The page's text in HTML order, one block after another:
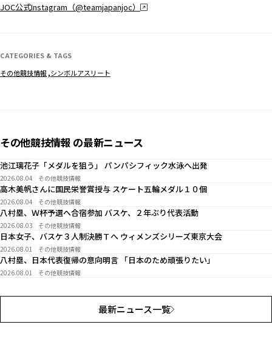
JOC公式Instagram（@teamjapanjoc）
CATEGORIES & TAGS
その他競技情報 シンボルアスリート
その他競技情報 の最新ニュース
池江璃花子「メダルを狙う」 パンパシフィック水泳へ出発
2026.08.04 その他競技情報
高木美帆さんに国民栄誉賞授与 スケート五輪メダル１０個
2026.08.04 その他競技情報
八村塁、Ｗ杯予選へ合宿参加 バスケ、２年ぶり代表活動
2026.08.03 その他競技情報
日本女子、バスケ３人制決勝Ｔへ ウィメンズシリーズ東京大会
2026.08.01 その他競技情報
八村塁、日本代表復帰の意向明言 「日本のため頑張りたい」
2026.08.01 その他競技情報
最新ニュース一覧